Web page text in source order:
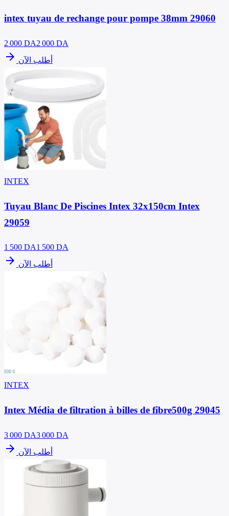
intex tuyau de rechange pour pompe 38mm 29060
2 000 DA2 000 DA
arrow_forward أطلب الآن
INTEX
Tuyau Blanc De Piscines Intex 32x150cm Intex
29059
1 500 DA1 500 DA
arrow_forward أطلب الآن
INTEX
Intex Média de filtration à billes de fibre500g 29045
3 000 DA3 000 DA
arrow_forward أطلب الآن